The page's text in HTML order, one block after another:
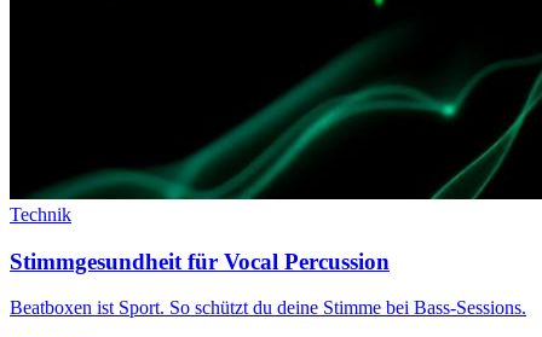
Technik
Stimmgesundheit für Vocal Percussion
Beatboxen ist Sport. So schützt du deine Stimme bei Bass-Sessions.